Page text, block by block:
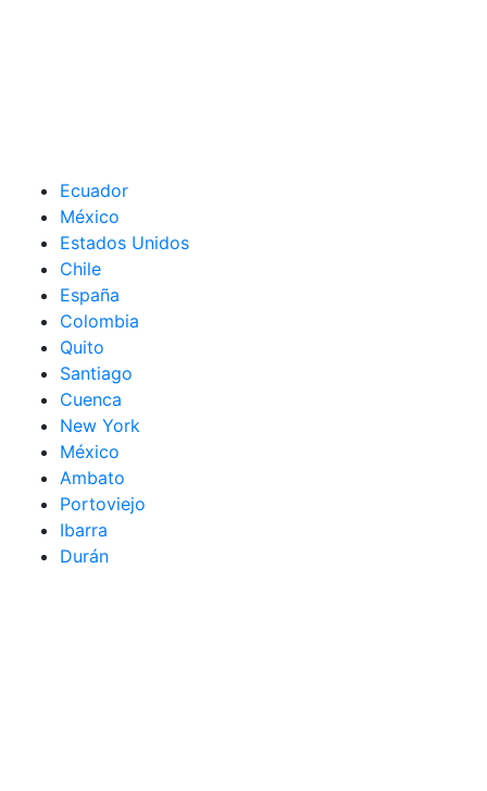
Ecuador
México
Estados Unidos
Chile
España
Colombia
Quito
Santiago
Cuenca
New York
México
Ambato
Portoviejo
Ibarra
Durán